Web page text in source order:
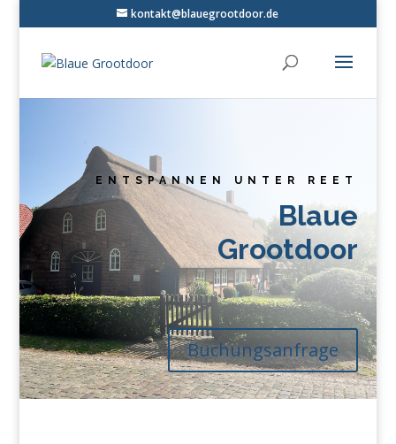
kontakt@blauegrootdoor.de
ENTSPANNEN UNTER REET
Blaue
Grootdoor
Buchungsanfrage